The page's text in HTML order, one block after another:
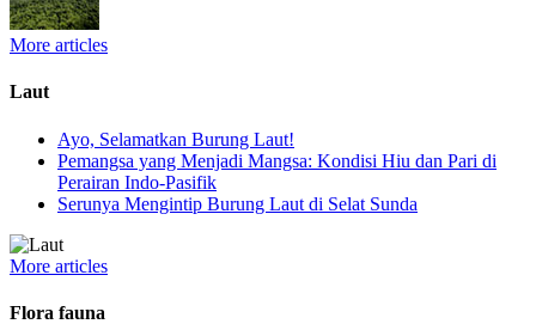
More articles
Laut
Ayo, Selamatkan Burung Laut!
Pemangsa yang Menjadi Mangsa: Kondisi Hiu dan Pari di
Perairan Indo-Pasifik
Serunya Mengintip Burung Laut di Selat Sunda
More articles
Flora fauna